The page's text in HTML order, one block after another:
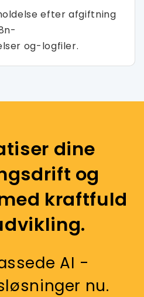
efter afgiftning
og-logfiler.
dine
og
kraftfuld
AI -
nu.